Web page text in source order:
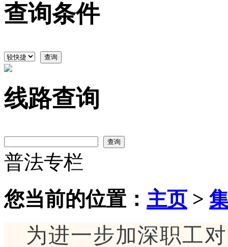
查询条件
查询
线路查询
查询
普法专栏
您当前的位置： 主页>
为进一步加深职工